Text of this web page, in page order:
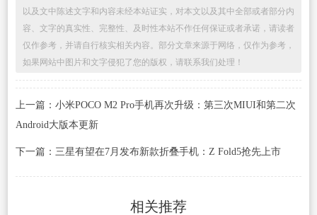
以及文中陈述文字和内容未经本站证实，对本文以及其中全部或者部分内
容、文字的真实性、完整性、及时性本站不作任何保证或者承诺，请读者
仅作参考，并请自行核实相关内容。部分文章来源于网络，仅作为参考，
如果网站中图片和文字侵犯了您的版权，请联系我们处理！
上一篇：小米POCO M2 Pro手机再次升级：第三次MIUI和第二次
Android大版本更新
下一篇：三星有望在7月发布新款折叠手机：Z Fold5抢先上市
相关推荐